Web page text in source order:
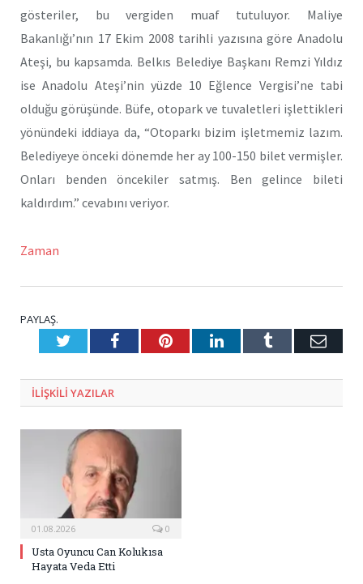
gösteriler, bu vergiden muaf tutuluyor. Maliye
Bakanlığı’nın 17 Ekim 2008 tarihli yazısına göre Anadolu
Ateşi, bu kapsamda. Belkıs Belediye Başkanı Remzi Yıldız
ise Anadolu Ateşi’nin yüzde 10 Eğlence Vergisi’ne tabi
olduğu görüşünde. Büfe, otopark ve tuvaletleri işlettikleri
yönündeki iddiaya da, “Otoparkı bizim işletmemiz lazım.
Belediyeye önceki dönemde her ay 100-150 bilet vermişler.
Onları benden öncekiler satmış. Ben gelince bileti
kaldırdım.” cevabını veriyor.
Zaman
PAYLAŞ.
TwitterFacebookPinterestLinkedInTumblr E-
ILIŞKILI YAZILAR
01.08.2026 0
Usta Oyuncu Can Kolukısa
Hayata Veda Etti